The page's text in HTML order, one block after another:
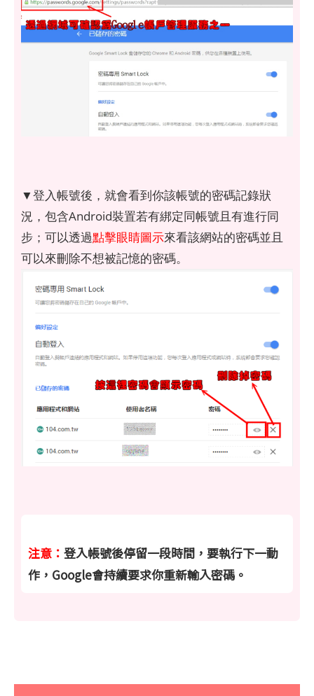
▼登入帳號後，就會看到你該帳號的密碼記錄狀
況，包含Android裝置若有綁定同帳號且有進行同
步；可以透過點擊眼睛圖示來看該網站的密碼並且
可以來刪除不想被記憶的密碼。
注意： 登入帳號後停留一段時間，要執行下一動
作，Google會持續要求你重新輸入密碼。